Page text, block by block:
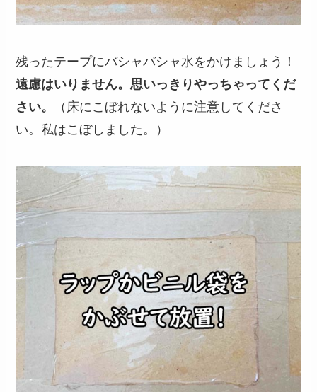
残ったテープにバシャバシャ水をかけましょう！
遠慮はいりません。思いっきりやっちゃってくだ
さい。
（床にこぼれないように注意してくださ
い。私はこぼしました。）